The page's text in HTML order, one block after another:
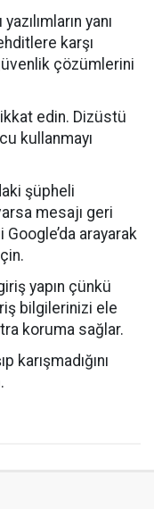
yanı
karşı
çözümlerini
edin. Dizüstü
kullanmayı
şüpheli
mesajı geri
arayarak
yapın çünkü
bilgilerinizi ele
koruma sağlar.
karışmadığını